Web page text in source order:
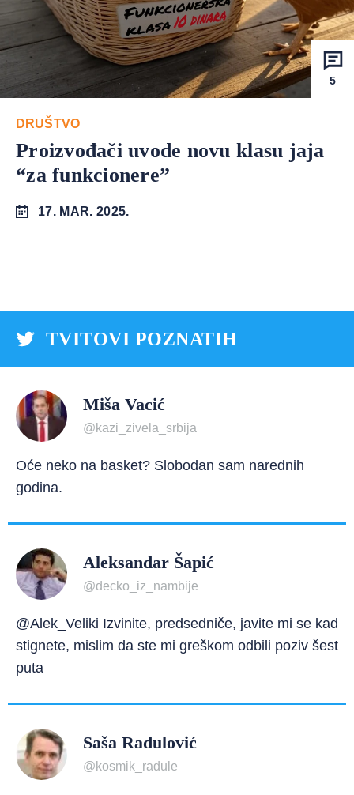
5
DRUŠTVO
Proizvođači uvode novu klasu jaja
“za funkcionere”
17. MAR. 2025.
TVITOVI POZNATIH
Miša Vacić
@kazi_zivela_srbija
Oće neko na basket? Slobodan sam narednih
godina.
Aleksandar Šapić
@decko_iz_nambije
@Alek_Veliki Izvinite, predsedniče, javite mi se kad
stignete, mislim da ste mi greškom odbili poziv šest
puta
Saša Radulović
@kosmik_radule